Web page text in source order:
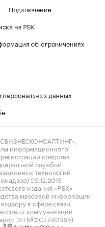
Подключение
на РБК
об ограничениях
данных
информационного
средства
службой
технологий
09.12.2015
издания «РБК»
массовой информации
в сфере связи,
коммуникаций
ЭЛ №ФС77-82385)